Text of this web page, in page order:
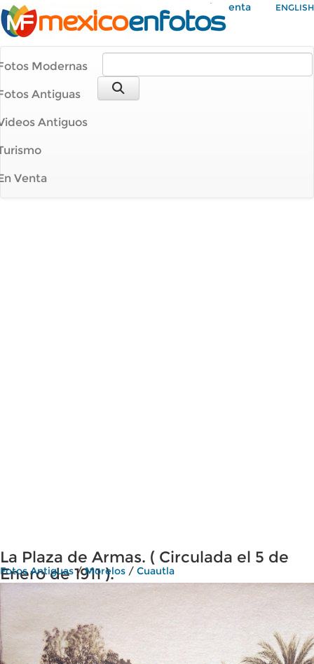
Mi Cuenta ENGLISH
Modernas
Antiguas
Antiguos
Venta
La Plaza de Armas. ( Circulada el 5 de
Enero de 1911 ).
Fotos Antiguas/Morelos / Cuautla